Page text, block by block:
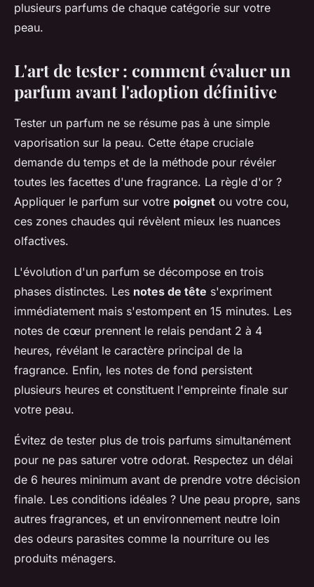
plusieurs parfums de chaque catégorie sur votre
peau.
L'art de tester : comment évaluer un
parfum avant l'adoption définitive
Tester un parfum ne se résume pas à une simple
vaporisation sur la peau. Cette étape cruciale
demande du temps et de la méthode pour révéler
toutes les facettes d'une fragrance. La règle d'or ?
Appliquer le parfum sur votre poignet ou votre cou,
ces zones chaudes qui révèlent mieux les nuances
olfactives.
L'évolution d'un parfum se décompose en trois
phases distinctes. Les notes de tête s'expriment
immédiatement mais s'estompent en 15 minutes. Les
notes de cœur prennent le relais pendant 2 à 4
heures, révélant le caractère principal de la
fragrance. Enfin, les notes de fond persistent
plusieurs heures et constituent l'empreinte finale sur
votre peau.
Évitez de tester plus de trois parfums simultanément
pour ne pas saturer votre odorat. Respectez un délai
de 6 heures minimum avant de prendre votre décision
finale. Les conditions idéales ? Une peau propre, sans
autres fragrances, et un environnement neutre loin
des odeurs parasites comme la nourriture ou les
produits ménagers.